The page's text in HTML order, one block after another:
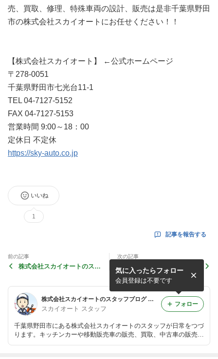
売、買取、修理、特殊車両の設計、販売は是非千葉県野田
市の株式会社スカイオートにお任せください！！
【株式会社スカイオート】 ←公式ホームページ
〒278-0051
千葉県野田市七光台11-1
TEL 04-7127-5152
FAX 04-7127-5153
営業時間 9:00～18：00
定休日 不定休
https://sky-auto.co.jp
いいね
1
記事を報告する
前の記事
株式会社スカイオートのスタ
次の記事
株式会社スカイオートのスタ
ッフブログ キッチンカー 移
動販売車 販売 買取 中古
株式会社スカイオートのスタッフブログ キッチンカー 移動販売車 販売 買取 中古
スカイオート スタッフ
千葉県野田市にある株式会社スカイオートのスタッフが日常をつづ
ります。キッチンカーや移動販売車の販売、買取、中古車の販売も
行っておりますので在庫情報等も掲載していきます
気に入ったらフォロー
会員登録は不要です
フォロー